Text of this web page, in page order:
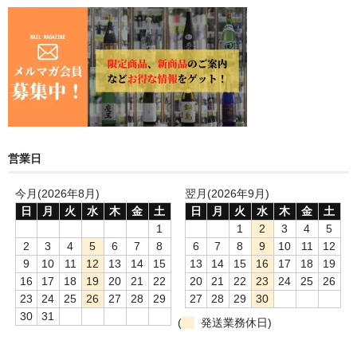
営業日
今月(2026年8月)
日
月 火 水 木 金
土
1
2
3 4 5 6 7
8
9
10 11 12 13 14
15
16
17 18 19 20 21
22
23
24 25 26 27 28
29
30
31
翌月(2026年9月)
日
月 火 水 木 金
土
1
2 3 4
5
6
7 8 9 10 11
12
13
14 15 16 17 18
19
20
21 22 23 24 25
26
27
28 29
30
(
発送業務休日)